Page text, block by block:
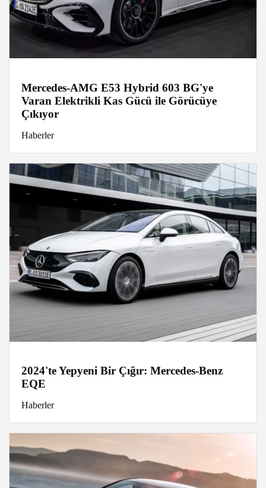
Mercedes-AMG E53 Hybrid 603 BG'ye
Varan Elektrikli Kas Gücü ile Görücüye
Çıkıyor
Haberler
2024'te Yepyeni Bir Çığır: Mercedes-Benz
EQE
Haberler